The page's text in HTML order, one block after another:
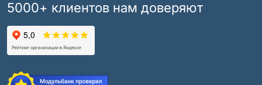
5000+ клиентов нам доверяют